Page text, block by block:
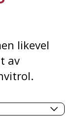
likevel
av